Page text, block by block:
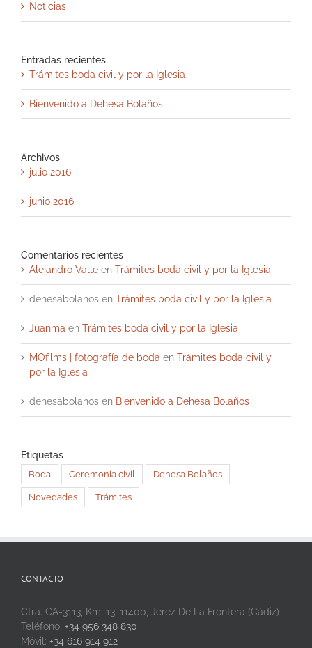
Noticias
Entradas recientes
Trámites boda civil y por la Iglesia
Bienvenido a Dehesa Bolaños
Archivos
julio 2016
junio 2016
Comentarios recientes
Alejandro Valle en Trámites boda civil y por la Iglesia
dehesabolanos en Trámites boda civil y por la Iglesia
Juanma en Trámites boda civil y por la Iglesia
MOfilms | fotografía de boda en Trámites boda civil y
por la Iglesia
dehesabolanos en Bienvenido a Dehesa Bolaños
Etiquetas
Boda Ceremonia civil Dehesa Bolaños
Novedades Trámites
CONTACTO
Ctra. CA-3113, Km. 13, 11400, Jerez De La Frontera (Cádiz)
Teléfono: +34 956 348 830
Móvil: +34 616 914 912